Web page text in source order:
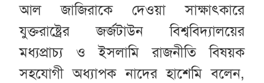
আল জাজিরাকে দেওয়া সাক্ষাৎকারে
যুক্তরাষ্ট্রের জর্জটাউন বিশ্ববিদ্যালয়ের
মধ্যপ্রাচ্য ও ইসলামি রাজনীতি বিষয়ক
সহযোগী অধ্যাপক নাদের হাশেমি বলেন,